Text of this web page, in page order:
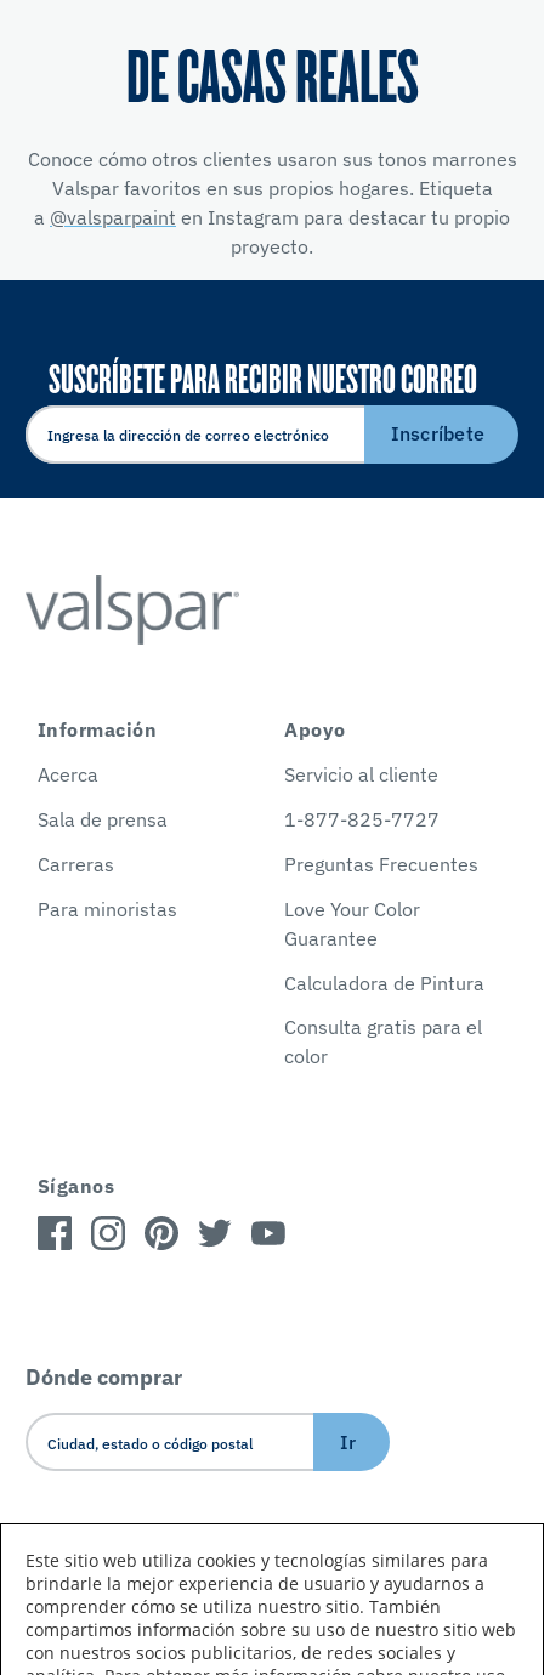
DE CASAS REALES
Conoce cómo otros clientes usaron sus tonos marrones
Valspar favoritos en sus propios hogares. Etiqueta
a @valsparpaint en Instagram para destacar tu propio
proyecto.
SUSCRÍBETE PARA RECIBIR NUESTRO CORREO
ELECTRÓNICO
Inscríbete
Información
Acerca
Sala de prensa
Carreras
Para minoristas
Apoyo
Servicio al cliente
1-877-825-7727
Preguntas Frecuentes
Love Your Color
Guarantee
Calculadora de Pintura
Consulta gratis para el
color
Síganos
Dónde comprar
Ir
Este sitio web utiliza cookies y tecnologías similares para
brindarle la mejor experiencia de usuario y ayudarnos a
comprender cómo se utiliza nuestro sitio. También
compartimos información sobre su uso de nuestro sitio web
con nuestros socios publicitarios, de redes sociales y